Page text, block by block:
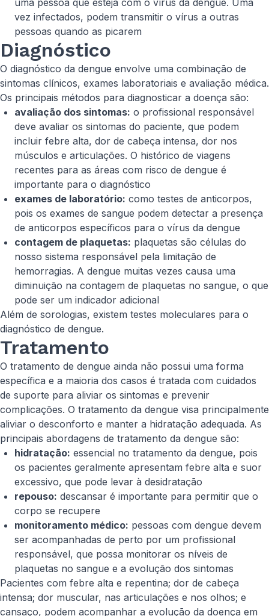
uma pessoa que esteja com o vírus da dengue. Uma
vez infectados, podem transmitir o vírus a outras
pessoas quando as picarem
Diagnóstico
O diagnóstico da dengue envolve uma combinação de
sintomas clínicos, exames laboratoriais e avaliação médica.
Os principais métodos para diagnosticar a doença são:
avaliação dos sintomas: o profissional responsável
deve avaliar os sintomas do paciente, que podem
incluir febre alta, dor de cabeça intensa, dor nos
músculos e articulações. O histórico de viagens
recentes para as áreas com risco de dengue é
importante para o diagnóstico
exames de laboratório: como testes de anticorpos,
pois os exames de sangue podem detectar a presença
de anticorpos específicos para o vírus da dengue
contagem de plaquetas: plaquetas são células do
nosso sistema responsável pela limitação de
hemorragias. A dengue muitas vezes causa uma
diminuição na contagem de plaquetas no sangue, o que
pode ser um indicador adicional
Além de sorologias, existem testes moleculares para o
diagnóstico de dengue.
Tratamento
O tratamento de dengue ainda não possui uma forma
específica e a maioria dos casos é tratada com cuidados
de suporte para aliviar os sintomas e prevenir
complicações. O tratamento da dengue visa principalmente
aliviar o desconforto e manter a hidratação adequada. As
principais abordagens de tratamento da dengue são:
hidratação: essencial no tratamento da dengue, pois
os pacientes geralmente apresentam febre alta e suor
excessivo, que pode levar à desidratação
repouso: descansar é importante para permitir que o
corpo se recupere
monitoramento médico: pessoas com dengue devem
ser acompanhadas de perto por um profissional
responsável, que possa monitorar os níveis de
plaquetas no sangue e a evolução dos sintomas
Pacientes com febre alta e repentina; dor de cabeça
intensa; dor muscular, nas articulações e nos olhos; e
cansaço, podem acompanhar a evolução da doença em